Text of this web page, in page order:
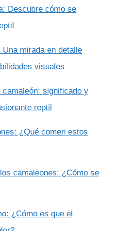
Descubre cómo se
mirada en detalle
visuales
camaleón: significado y
reptil
¿Qué comen estos
camaleones: ¿Cómo se
¿Cómo es que el